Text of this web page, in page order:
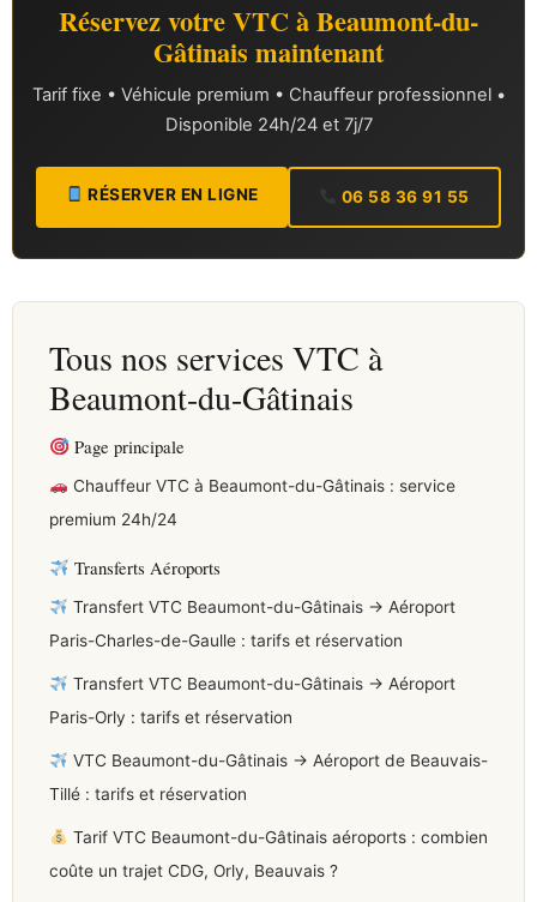
Réservez votre VTC à Beaumont-du-
Gâtinais maintenant
Tarif fixe • Véhicule premium • Chauffeur professionnel •
Disponible 24h/24 et 7j/7
RÉSERVER EN LIGNE 06 58 36 91 55
Tous nos services VTC à
Beaumont-du-Gâtinais
Page principale
Chauffeur VTC à Beaumont-du-Gâtinais : service
premium 24h/24
Transferts Aéroports
Transfert VTC Beaumont-du-Gâtinais → Aéroport
Paris-Charles-de-Gaulle : tarifs et réservation
Transfert VTC Beaumont-du-Gâtinais → Aéroport
Paris-Orly : tarifs et réservation
VTC Beaumont-du-Gâtinais → Aéroport de Beauvais-
Tillé : tarifs et réservation
Tarif VTC Beaumont-du-Gâtinais aéroports : combien
coûte un trajet CDG, Orly, Beauvais ?